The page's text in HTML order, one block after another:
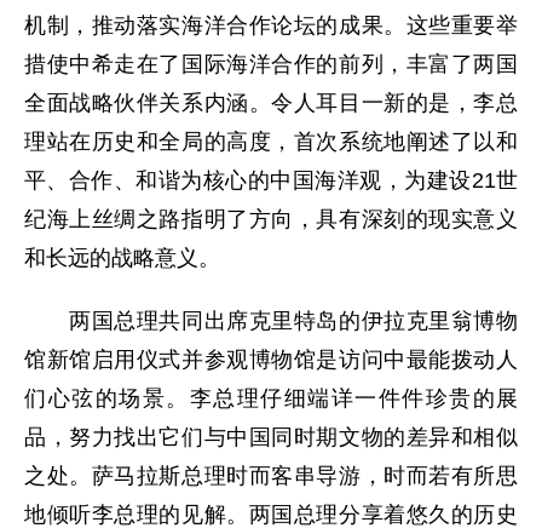
机制，推动落实海洋合作论坛的成果。这些重要举
措使中希走在了国际海洋合作的前列，丰富了两国
全面战略伙伴关系内涵。令人耳目一新的是，李总
理站在历史和全局的高度，首次系统地阐述了以和
平、合作、和谐为核心的中国海洋观，为建设21世
纪海上丝绸之路指明了方向，具有深刻的现实意义
和长远的战略意义。
两国总理共同出席克里特岛的伊拉克里翁博物
馆新馆启用仪式并参观博物馆是访问中最能拨动人
们心弦的场景。李总理仔细端详一件件珍贵的展
品，努力找出它们与中国同时期文物的差异和相似
之处。萨马拉斯总理时而客串导游，时而若有所思
地倾听李总理的见解。两国总理分享着悠久的历史